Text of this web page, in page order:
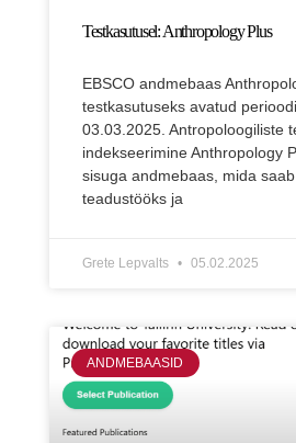
Testkasutusel: Anthropology Plus
EBSCO andmebaas
testkasutuseks avatud
03.03.2025. Antropoloogiliste
indekseerimine Anthropology
sisuga andmebaas, mida
teadustööks ja
Grete Lepvalts 05.02.2025
ANDMEBAASID